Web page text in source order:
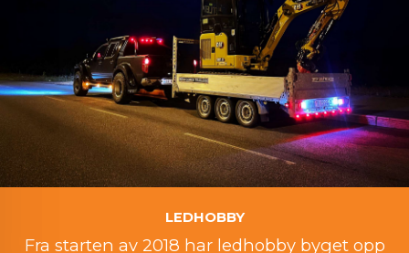
LEDHOBBY
Fra starten av 2018 har ledhobby byget opp